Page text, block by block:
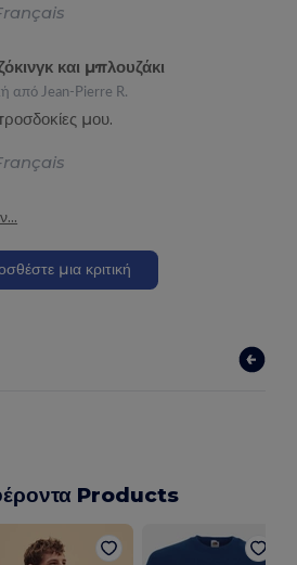
και μπλουζάκι
από Jean-Pierre R.
μου.
μια κριτική
Products